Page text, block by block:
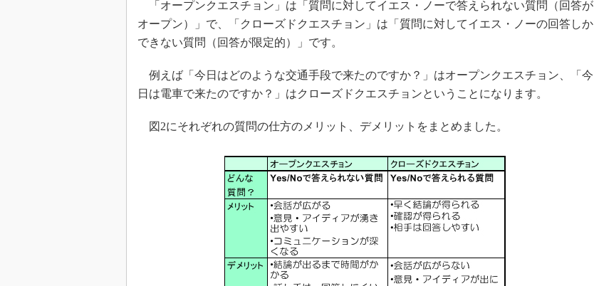
「オープンクエスチョン」は「質問に対してイエス・ノーで答えられない質問（回答が
オープン）」で、「クローズドクエスチョン」は「質問に対してイエス・ノーの回答しか
できない質問（回答が限定的）」です。
例えば「今日はどのような交通手段で来たのですか？」はオープンクエスチョン、「今
日は電車で来たのですか？」はクローズドクエスチョンということになります。
図2にそれぞれの質問の仕方のメリット、デメリットをまとめました。